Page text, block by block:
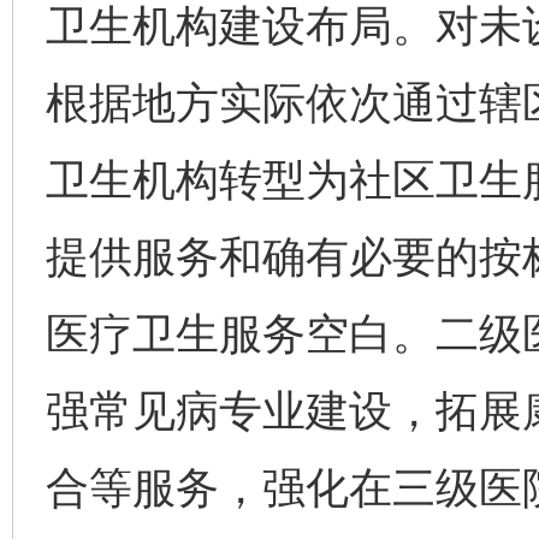
卫生机构建设布局。对
根据地方实际依次通过
卫生机构转型为社区卫
提供服务和确有必要的
医疗卫生服务空白。二
强常见病专业建设，拓
合等服务，强化在三级